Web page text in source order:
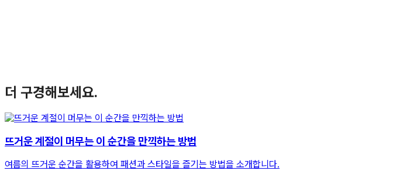
더 구경해보세요.
뜨거운 계절이 머무는 이 순간을 만끽하는 방법
여름의 뜨거운 순간을 활용하여 패션과 스타일을 즐기는 방법을 소개합니다.